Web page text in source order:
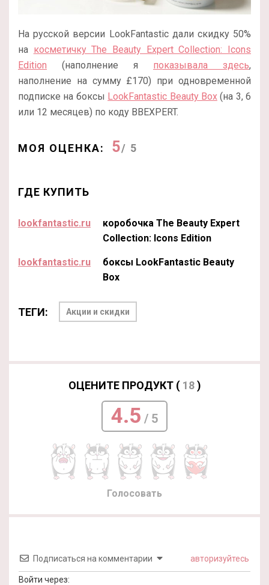
На русской версии LookFantastic дали скидку 50%
на косметичку The Beauty Expert Collection: Icons
Edition (наполнение я показывала здесь,
наполнение на сумму £170) при одновременной
подписке на боксы LookFantastic Beauty Box(на 3, 6
или 12 месяцев) по коду BBEXPERT.
МОЯ ОЦЕНКА: 5/ 5
ГДЕ КУПИТЬ
lookfantastic.ru
коробочка The Beauty Expert
Collection: Icons Edition
lookfantastic.ru
боксы LookFantastic Beauty
Box
ТЕГИ: Акции и скидки
ОЦЕНИТЕ ПРОДУКТ ( 18)
4.5 / 5
Голосовать
Подписаться на комментарии авторизуйтесь
Войти через: